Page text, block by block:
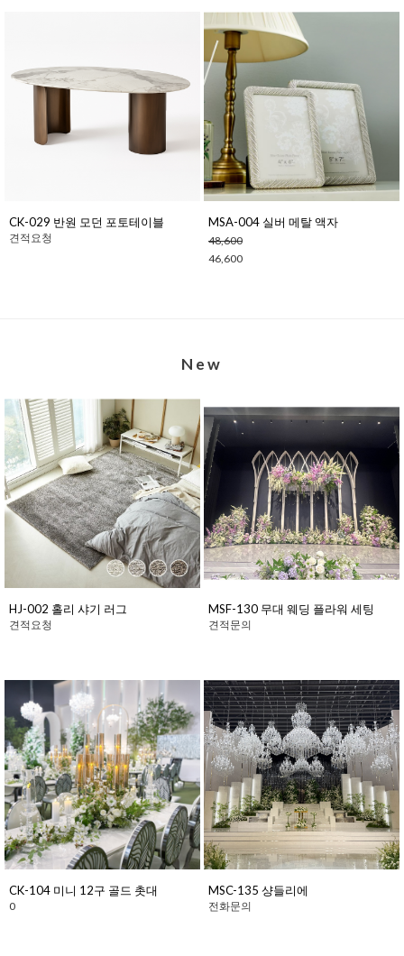
CK-029 반원 모던 포토테이블
견적요청
MSA-004 실버 메탈 액자
48,600
46,600
New
HJ-002 홀리 샤기 러그
견적요청
MSF-130 무대 웨딩 플라워 세팅
견적문의
CK-104 미니 12구 골드 촛대
0
MSC-135 샹들리에
전화문의